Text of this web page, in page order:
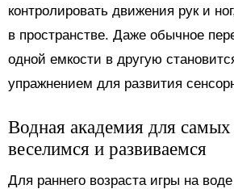
контролировать движения рук и
в пространстве. Даже обычное
одной емкости в другую
упражнением для развития
Водная академия для
веселимся и развиваемся
Для раннего возраста игры на